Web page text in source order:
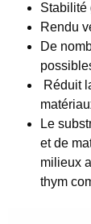
Stabilité
Rendu
De
Réduit
Le
et de
milieux
thym